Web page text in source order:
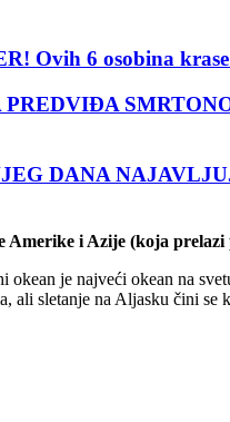
Ovih 6 osobina
DANA
Amerike i Azije (koja
je najveći okean na
ali sletanje na Aljasku čini se